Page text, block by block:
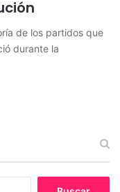
de los partidos que
durante la